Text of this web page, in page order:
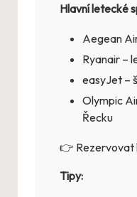
Hlavní letecké
Aegean
Ryanair –
easyJet –
Olympic
Řecku
👉 Rezervovat
Tipy: